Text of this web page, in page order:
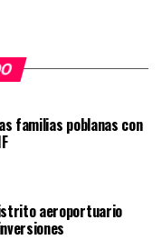
familias poblanas con
aeroportuario